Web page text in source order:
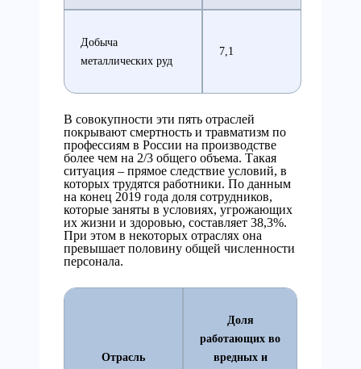
Добыча
металлических руд
7,1
В совокупности эти пять отраслей
покрывают смертность и травматизм по
профессиям в России на производстве
более чем на 2/3 общего объема. Такая
ситуация – прямое следствие условий, в
которых трудятся работники. По данным
на конец 2019 года доля сотрудников,
которые заняты в условиях, угрожающих
их жизни и здоровью, составляет 38,3%.
При этом в некоторых отраслях она
превышает половину общей численности
персонала.
Отрасль
Доля
работающих во
вредных и